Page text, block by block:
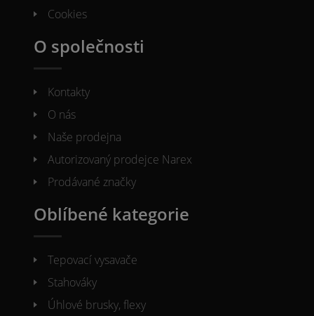
Cookies
O společnosti
Kontakty
O nás
Naše prodejna
Autorizovaný prodejce Narex
Prodávané značky
Oblíbené kategorie
Tepovací vysavače
Stahováky
Úhlové brusky, flexy